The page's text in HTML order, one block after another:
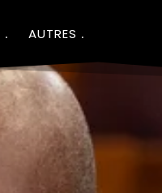
AUTRES